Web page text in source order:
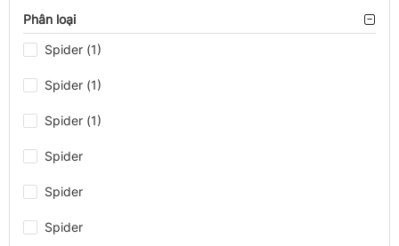
Phân loại
Spider (1)
Spider (1)
Spider (1)
Spider
Spider
Spider